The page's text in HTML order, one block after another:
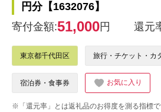
円分【1632076】
寄付金額:51,000円 還元
東京都千代田区 旅行・チケット・カ
宿泊券・食事券 お気に入り
※「還元率」とは返礼品のお得度を測る指標で